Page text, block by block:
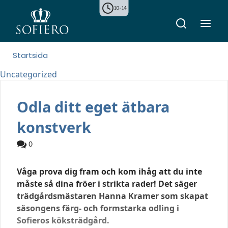
10-14
Startsida
Uncategorized
Odla ditt eget ätbara
konstverk
0
Våga prova dig fram och kom ihåg att du inte
måste så dina fröer i strikta rader! Det säger
trädgårdsmästaren Hanna Kramer som skapat
säsongens färg- och formstarka odling i
Sofieros köksträdgård.